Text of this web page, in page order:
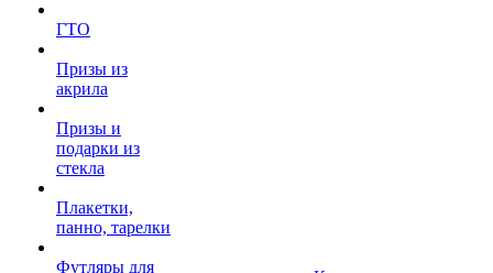
ГТО
Призы из
акрила
Призы и
подарки из
стекла
Плакетки,
панно, тарелки
Футляры для